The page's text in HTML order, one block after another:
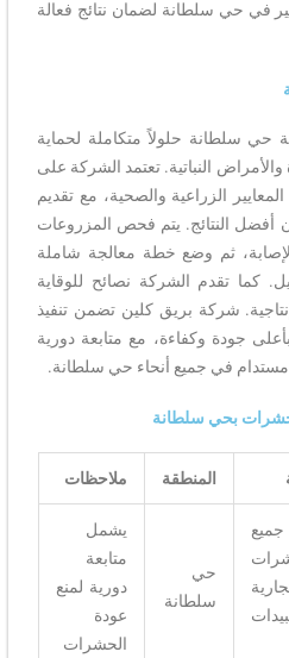
في حي سلطانة لضمان نتائج فعالة
سلطانة حلولاً متكاملة لحماية
النباتية. تعتمد الشركة على
الزراعية والصحية، مع تقديم
النتائج. يتم فحص المزروعات
ثم وضع خطة معالجة شاملة
كما تقدم الشركة نصائح للوقاية
شركة بريق كلين تضمن تنفيذ
جودة وكفاءة، مع متابعة دورية
في جميع أنحاء حي سلطانة.
بحي سلطانة
المنطقة ملاحظات
حي
سلطانة
يشمل
متابعة
دورية لمنع
عودة
الحشرات